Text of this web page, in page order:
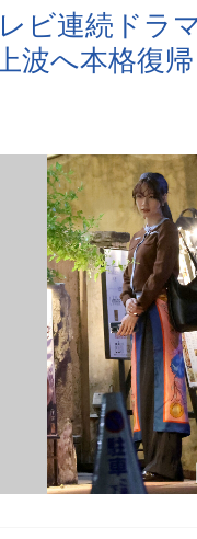
ビ連続ドラ
波へ本格復帰